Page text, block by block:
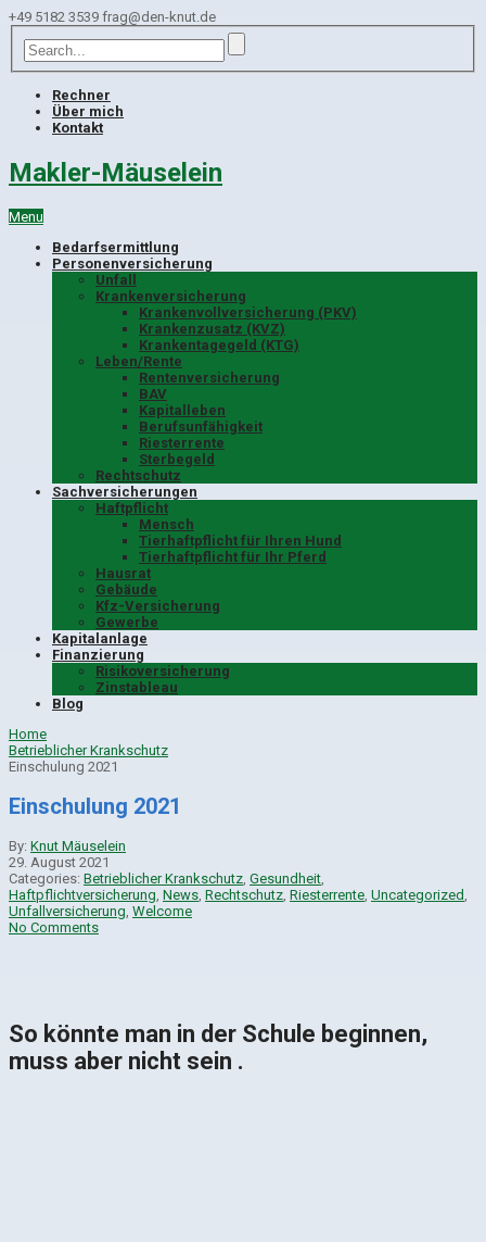
+49 5182 3539 frag@den-knut.de
Rechner
Über mich
Kontakt
Makler-Mäuselein
Menu
Bedarfsermittlung
Personenversicherung
Unfall
Krankenversicherung
Krankenvollversicherung (PKV)
Krankenzusatz (KVZ)
Krankentagegeld (KTG)
Leben/Rente
Rentenversicherung
BAV
Kapitalleben
Berufsunfähigkeit
Riesterrente
Sterbegeld
Rechtschutz
Sachversicherungen
Haftpflicht
Mensch
Tierhaftpflicht für Ihren Hund
Tierhaftpflicht für Ihr Pferd
Hausrat
Gebäude
Kfz-Versicherung
Gewerbe
Kapitalanlage
Finanzierung
Risikoversicherung
Zinstableau
Blog
Home
Betrieblicher Krankschutz
Einschulung 2021
Einschulung 2021
By: Knut Mäuselein
29. August 2021
Categories: Betrieblicher Krankschutz Gesundheit
Haftpflichtversicherung News Rechtschutz Riesterrente Uncategorized
Unfallversicherung Welcome
No Comments
So könnte man in der Schule beginnen,
muss aber nicht sein .